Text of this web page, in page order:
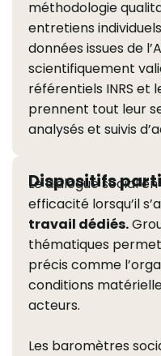
méthodologie
entretiens
données issues de
scientifiquement
référentiels INRS et
prennent tout leur
analysés et suivis
Dispositifs
Le dialogue social
efficacité lorsqu’il
travail dédiés.
thématiques
précis comme
conditions
acteurs.
Les baromètres